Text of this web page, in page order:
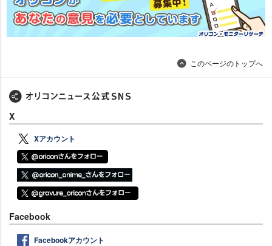
このページのトップへ
X
Xアカウント
Facebook
Facebookアカウント